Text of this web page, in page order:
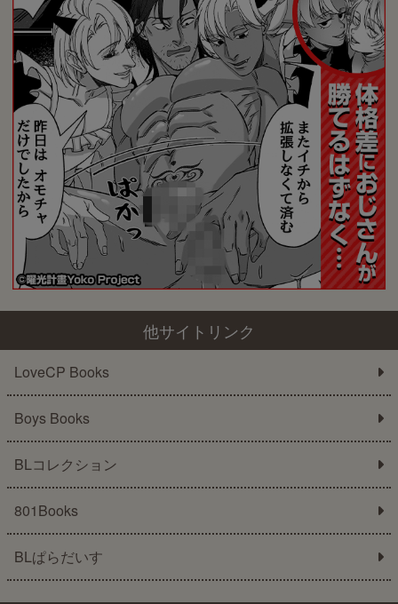
他サイトリンク
LoveCP Books
Boys Books
BLコレクション
801Books
BLぱらだいす